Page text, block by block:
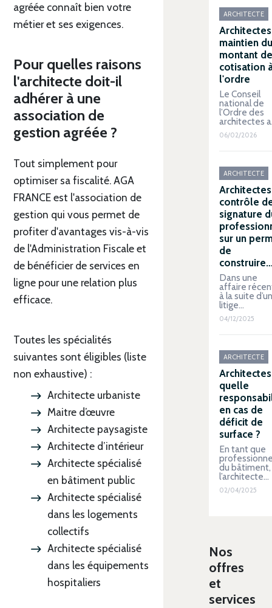
agréée connaît bien votre
métier et ses exigences.
Pour quelles raisons
l'architecte doit-il
adhérer à une
association de
gestion agréée ?
Tout simplement pour
optimiser sa fiscalité. AGA
FRANCE est l'association de
gestion qui vous permet de
profiter d'avantages vis-à-vis
de l'Administration Fiscale et
de bénéficier de services en
ligne pour une relation plus
efficace.
Toutes les spécialités
suivantes sont éligibles (liste
non exhaustive) :
Architecte urbaniste
Maitre d’œuvre
Architecte paysagiste
Architecte d’intérieur
Architecte spécialisé
en bâtiment public
Architecte spécialisé
dans les logements
collectifs
Architecte spécialisé
dans les équipements
hospitaliers
ARCHITECTE
maintien du
montant
cotisation
l'ordre
Le Conseil
national de
l’Ordre des
architectes
06/02/2026
ARCHITECTE
contrôle
signature
sur un
de
Dans une
affaire
à la suite d’un
litige…
04/12/2025
ARCHITECTE
quelle
en cas de
déficit de
surface ?
En tant que
du bâtiment,
l’architecte…
02/04/2025
Nos
offres
et
services